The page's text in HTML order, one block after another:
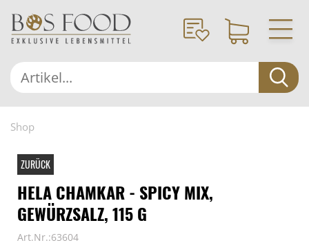
Shop
ZURÜCK
HELA CHAMKAR - SPICY MIX,
GEWÜRZSALZ, 115 G
Art.Nr.:63604